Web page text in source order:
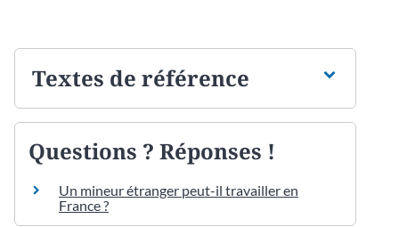
Textes de référence
Questions ? Réponses !
Un mineur étranger peut-il travailler en
France ?